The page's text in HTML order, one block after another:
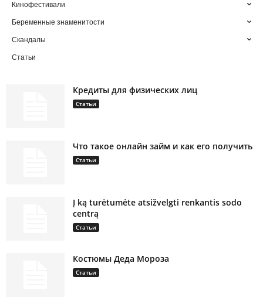
Кинофестивали
Беременные знаменитости
Скандалы
Статьи
Кредиты для физических лиц
Статьи
Что такое онлайн займ и как его получить
Статьи
Į ką turėtumėte atsižvelgti renkantis sodo
centrą
Статьи
Костюмы Деда Мороза
Статьи